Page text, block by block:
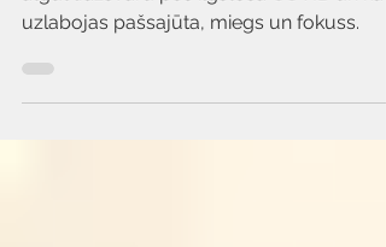
Jauns pētījums parāda, kā smadzenes var
atgūt līdzsvaru pēc ilgstoša COVID un kā
uzlabojas pašsajūta, miegs un fokuss.